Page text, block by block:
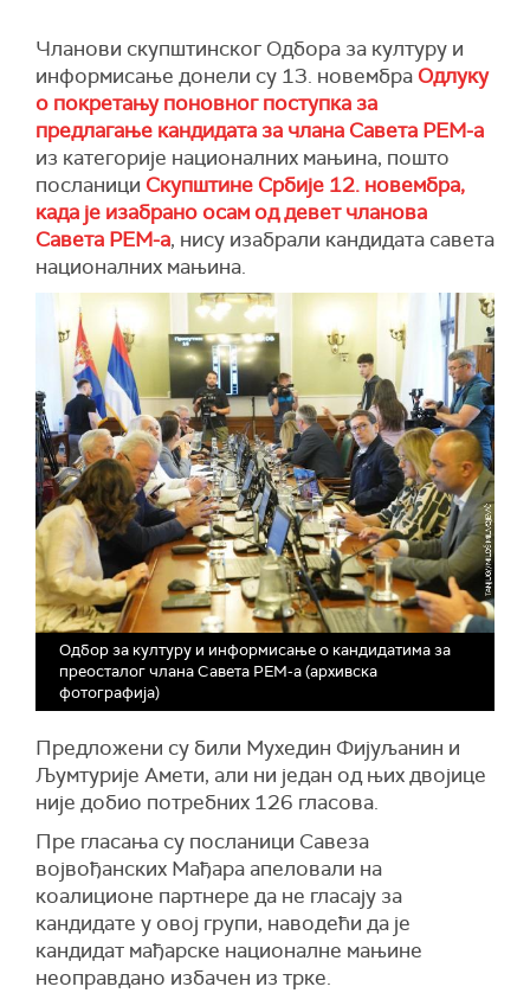
Чланови скупштинског Одбора за културу и
информисање донели су 13. новембра Одлуку
о покретању поновног поступка за
предлагање кандидата за члана Савета РЕМ-а
из категорије националних мањина, пошто
посланици Скупштине Србије 12. новембра,
када је изабрано осам од девет чланова
Савета РЕМ-а, нису изабрали кандидата савета
националних мањина.
Одбор за културу и информисање о кандидатима за
преосталог члана Савета РЕМ-а (архивска
фотографија)
Предложени су били Мухедин Фијуљанин и
Љумтурије Амети, али ни један од њих двојице
није добио потребних 126 гласова.
Пре гласања су посланици Савеза
војвођанских Мађара апеловали на
коалиционе партнере да не гласају за
кандидате у овој групи, наводећи да је
кандидат мађарске националне мањине
неоправдано избачен из трке.